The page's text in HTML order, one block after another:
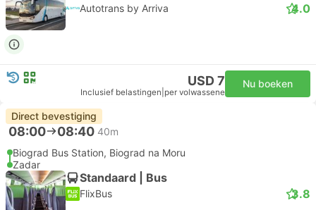
Autotrans by Arriva 4.0
USD 7
Inclusief belastingen per volwassene
Nu boeken
Direct bevestiging
08:00 08:40 40m
Biograd Bus Station, Biograd na Moru
Zadar
Standaard | Bus
FlixBus 3.8